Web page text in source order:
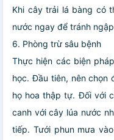
Khi cây trải lá bàng có
nước ngay để tránh
6. Phòng trừ sâu bệnh
Thực hiện các biện
học. Đầu tiên, nên chọn
họ hoa thập tự. Đối với
canh với cây lúa nước
tiếp. Tưới phun mưa